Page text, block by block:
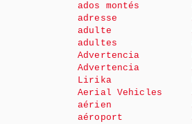
ados montés
adresse
adulte
adultes
Advertencia
Advertencia
Lirika
Aerial Vehicles
aérien
aéroport